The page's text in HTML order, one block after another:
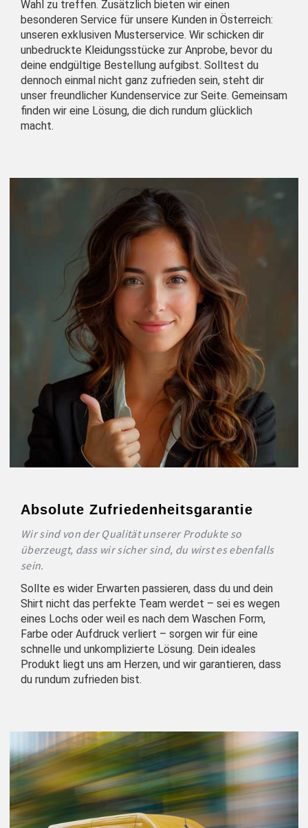
Wahl zu treffen. Zusätzlich bieten wir einen
besonderen Service für unsere Kunden in Österreich:
unseren exklusiven Musterservice. Wir schicken dir
unbedruckte Kleidungsstücke zur Anprobe, bevor du
deine endgültige Bestellung aufgibst. Solltest du
dennoch einmal nicht ganz zufrieden sein, steht dir
unser freundlicher Kundenservice zur Seite. Gemeinsam
finden wir eine Lösung, die dich rundum glücklich
macht.
Absolute Zufriedenheitsgarantie
Wir sind von der Qualität unserer Produkte so
überzeugt, dass wir sicher sind, du wirst es ebenfalls
sein.
Sollte es wider Erwarten passieren, dass du und dein
Shirt nicht das perfekte Team werdet – sei es wegen
eines Lochs oder weil es nach dem Waschen Form,
Farbe oder Aufdruck verliert – sorgen wir für eine
schnelle und unkomplizierte Lösung. Dein ideales
Produkt liegt uns am Herzen, und wir garantieren, dass
du rundum zufrieden bist.